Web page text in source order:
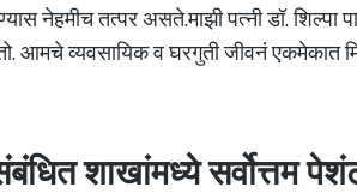
नेहमीच तत्पर असते.माझी पत्नी डॉ. शिल्पा
आमचे व्यवसायिक व घरगुती जीवनं एकमेकात
शाखांमध्ये सर्वोत्तम